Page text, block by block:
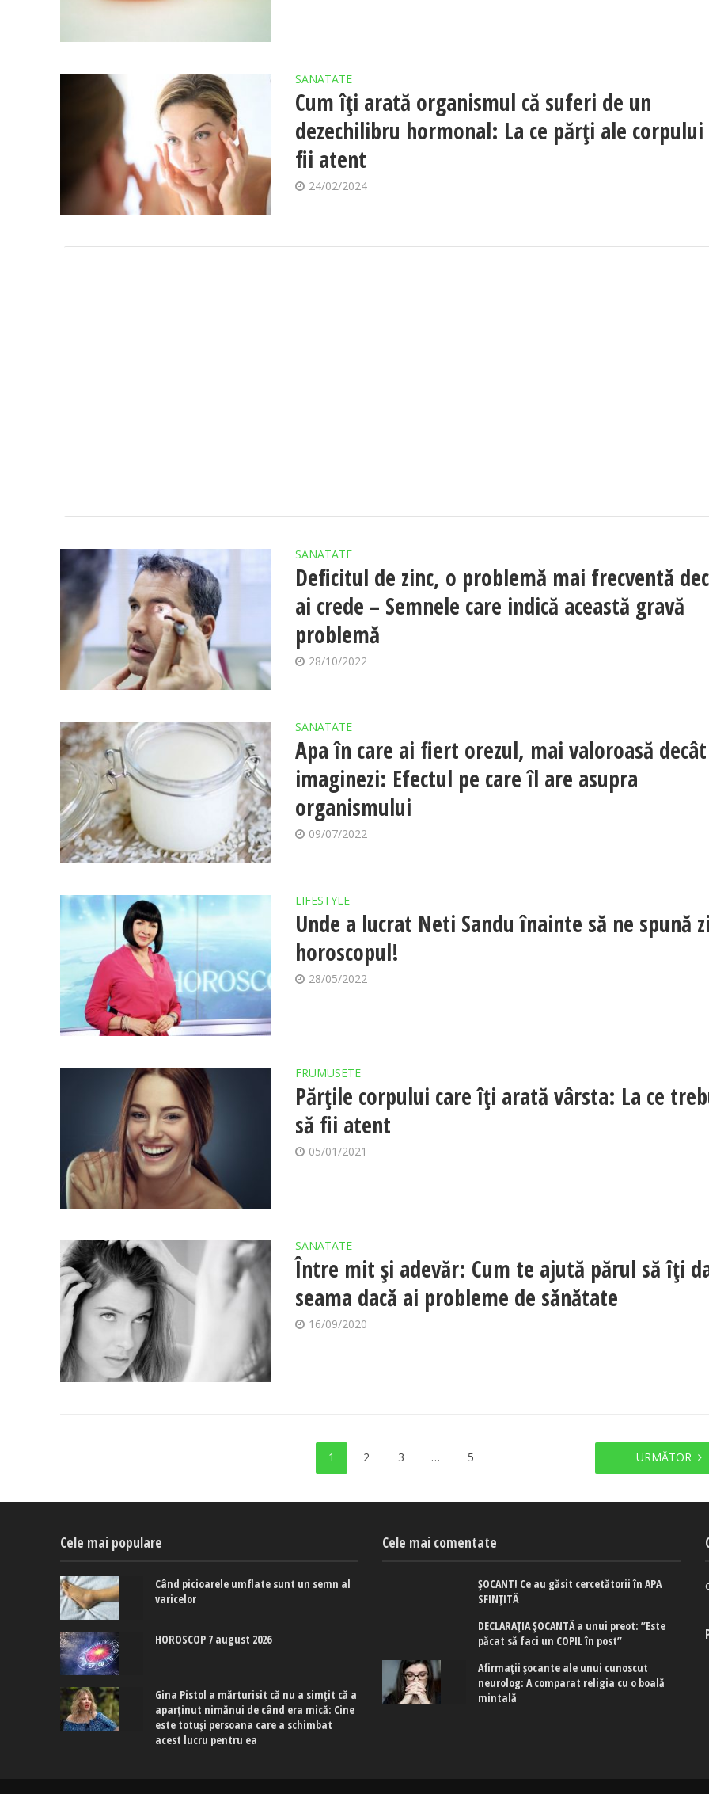
SANATATE
Cum îți arată organismul că suferi de un
dezechilibru hormonal: La ce părți ale corpului
fii atent
24/02/2024
SANATATE
Deficitul de zinc, o problemă mai frecventă
ai crede – Semnele care indică această gravă
problemă
28/10/2022
SANATATE
Apa în care ai fiert orezul, mai valoroasă
imaginezi: Efectul pe care îl are asupra
organismului
09/07/2022
LIFESTYLE
Unde a lucrat Neti Sandu înainte să ne spună
horoscopul!
28/05/2022
FRUMUSETE
Părțile corpului care îți arată vârsta: La ce
să fii atent
05/01/2021
SANATATE
Între mit şi adevăr: Cum te ajută părul să îți
seama dacă ai probleme de sănătate
16/09/2020
1 2 3 … 5 URMĂTOR
Cele mai populare
Când picioarele umflate sunt un semn al
varicelor
HOROSCOP 7 august 2026
Gina Pistol a mărturisit că nu a simțit că a
aparținut nimănui de când era mică: Cine
este totuși persoana care a schimbat
acest lucru pentru ea
Cele mai comentate
ȘOCANT! Ce au găsit cercetătorii în APA
SFINȚITĂ
DECLARAȚIA ȘOCANTĂ a unui preot: ”Este
păcat să faci un COPIL în post”
Afirmaţii şocante ale unui cunoscut
neurolog: A comparat religia cu o boală
mintală